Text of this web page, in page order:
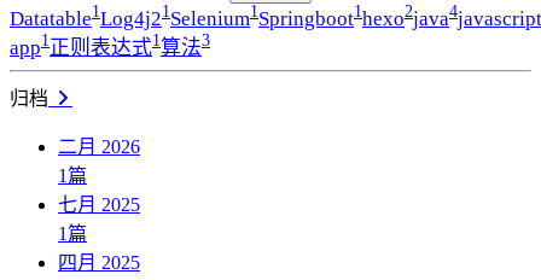
Datatable1Log4j21Selenium1Springboot1hexo2java4javascript
app1正则表达式1算法3
归档
二月 2026
1篇
七月 2025
1篇
四月 2025